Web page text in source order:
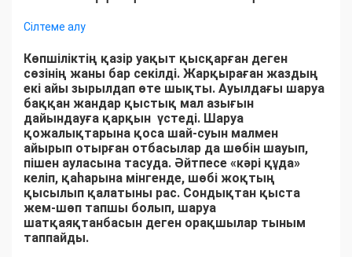
Сілтеме алу
Көпшіліктің қазір уақыт қысқарған деген
сөзінің жаны бар секілді. Жарқыраған жаздың
екі айы зырылдап өте шықты. Ауылдағы шаруа
баққан жандар қыстық мал азығын
дайындауға қарқын үстеді. Шаруа
қожалықтарына қоса шай-суын малмен
айырып отырған отбасылар да шөбін шауып,
пішен ауласына тасуда. Әйтпесе «кәрі құда»
келіп, қаһарына мінгенде, шөбі жоқтың
қысылып қалатыны рас. Сондықтан қыста
жем-шөп тапшы болып, шаруа
шатқаяқтанбасын деген орақшылар тыным
таппайды.